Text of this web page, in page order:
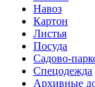
Навоз
Картон
Листья
Посуда
Садово-
Спецодежда
Архивные